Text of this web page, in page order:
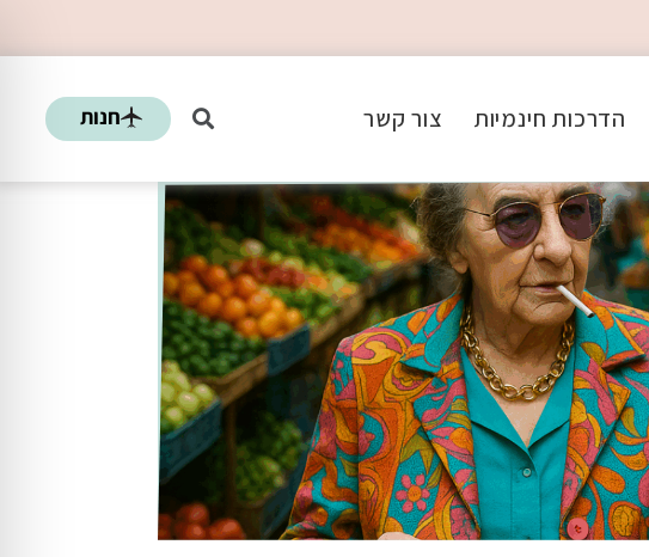
הדרכות חינמיות צור קשר חנות